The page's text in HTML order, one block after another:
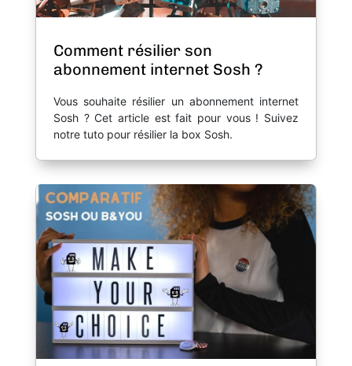
Comment résilier son
abonnement internet Sosh ?
Vous souhaite résilier un abonnement internet
Sosh ? Cet article est fait pour vous ! Suivez
notre tuto pour résilier la box Sosh.